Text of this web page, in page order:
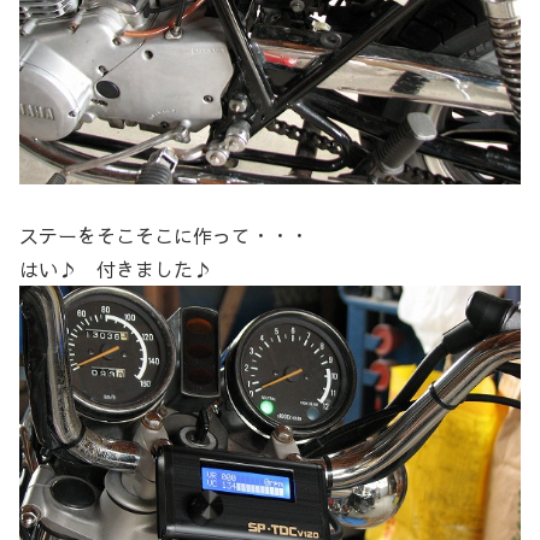
ステーをそこそこに作って・・・
はい♪ 付きました♪